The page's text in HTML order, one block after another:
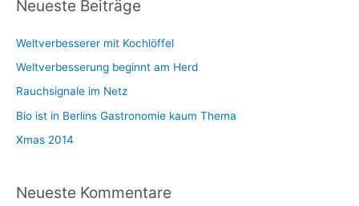
n
n
a
Neueste Beiträge
Weltverbesserer mit Kochlöffel
Weltverbesserung beginnt am Herd
Rauchsignale im Netz
Bio ist in Berlins Gastronomie kaum Thema
Xmas 2014
Neueste Kommentare